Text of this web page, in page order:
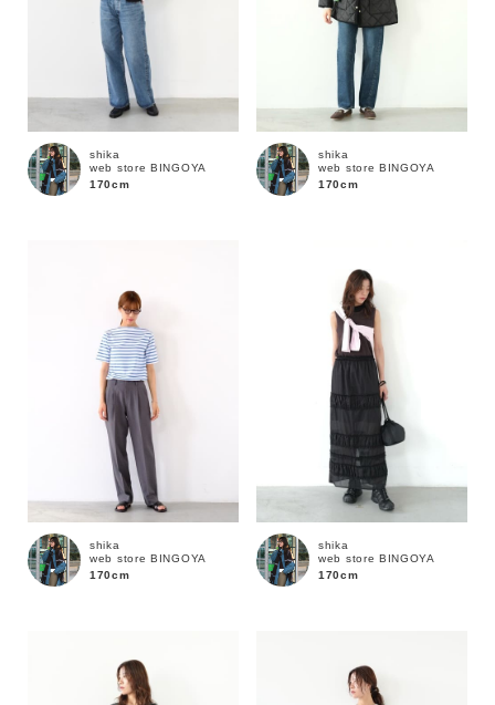
shika
web store BINGOYA
170cm
shika
web store BINGOYA
170cm
shika
web store BINGOYA
170cm
shika
web store BINGOYA
170cm